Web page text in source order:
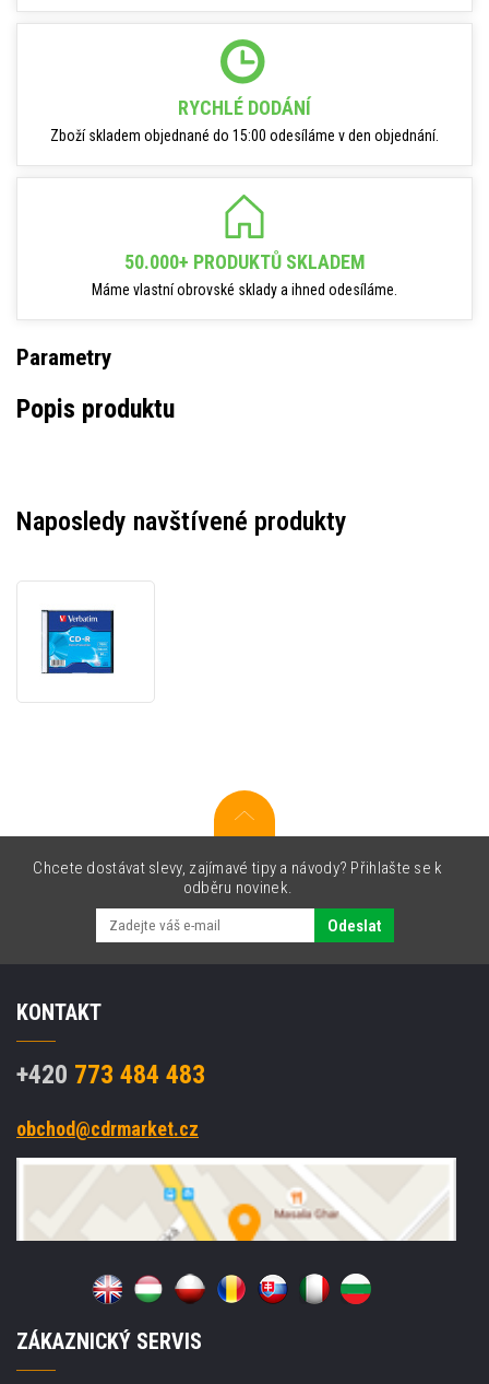
RYCHLÉ DODÁNÍ
Zboží skladem objednané do 15:00 odesíláme v den objednání.
50.000+ PRODUKTŮ SKLADEM
Máme vlastní obrovské sklady a ihned odesíláme.
Parametry
Popis produktu
Naposledy navštívené produkty
Extra
700MB,
52x,
80min.
Chcete dostávat slevy, zajímavé tipy a návody? Přihlašte se k
odběru novinek.
Odeslat
KONTAKT
+420 773 484 483
obchod@cdrmarket.cz
ZÁKAZNICKÝ SERVIS